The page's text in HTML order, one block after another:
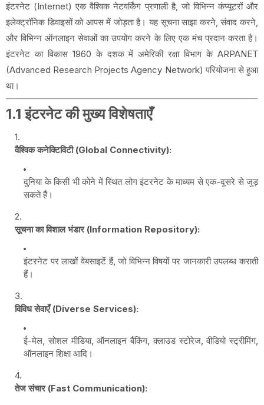
इंटरनेट (Internet) एक वैश्विक नेटवर्किंग प्रणाली है, जो विभिन्न कंप्यूटरों और
इलेक्ट्रॉनिक डिवाइसों को आपस में जोड़ता है। यह सूचना साझा करने, संवाद करने,
और विभिन्न ऑनलाइन सेवाओं का उपयोग करने के लिए एक मंच प्रदान करता है।
इंटरनेट का विकास 1960 के दशक में अमेरिकी रक्षा विभाग के ARPANET
(Advanced Research Projects Agency Network) परियोजना से हुआ
था।
1.1 इंटरनेट की मुख्य विशेषताएँ
वैश्विक कनेक्टिविटी (Global Connectivity):
दुनिया के किसी भी कोने में स्थित लोग इंटरनेट के माध्यम से एक-दूसरे से जुड़
सकते हैं।
सूचना का विशाल भंडार (Information Repository):
इंटरनेट पर लाखों वेबसाइटें हैं, जो विभिन्न विषयों पर जानकारी उपलब्ध कराती
हैं।
विविध सेवाएँ (Diverse Services):
ई-मेल, सोशल मीडिया, ऑनलाइन बैंकिंग, क्लाउड स्टोरेज, वीडियो स्ट्रीमिंग,
ऑनलाइन शिक्षा आदि।
तेज संचार (Fast Communication):